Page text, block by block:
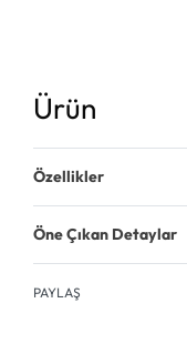
Ürün
Özellikler
Öne Çıkan Detaylar
PAYLAŞ